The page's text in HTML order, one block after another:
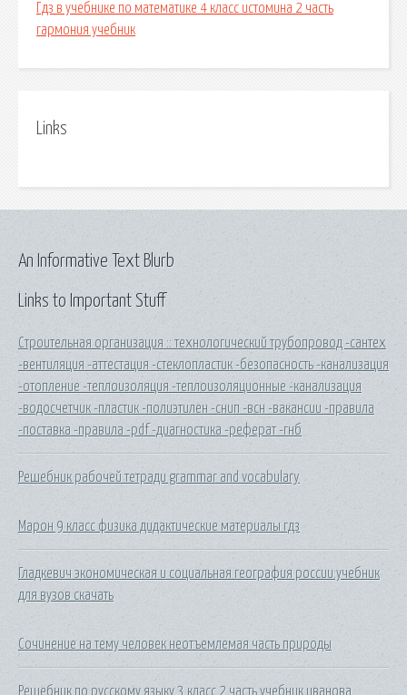
Гдз в учебнике по математике 4 класс истомина 2 часть
гармония учебник
Links
Links to Important Stuff
Строительная организация :: технологический трубопровод -сантех
-вентиляция -аттестация -стеклопластик -безопасность -канализация
-отопление -теплоизоляция -теплоизоляционные -канализация
-водосчетчик -пластик -полиэтилен -снип -всн -вакансии -правила
-поставка -правила -pdf -диагностика -реферат -гнб
Решебник рабочей тетради grammar and vocabulary
Марон 9 класс физика дидактические материалы гдз
Гладкевич экономическая и социальная география россии:учебник
для вузов скачать
Сочинение на тему человек неотъемлемая часть природы
Решебник по русскому языку 3 класс 2 часть учебник иванова
An Informative Text Blurb